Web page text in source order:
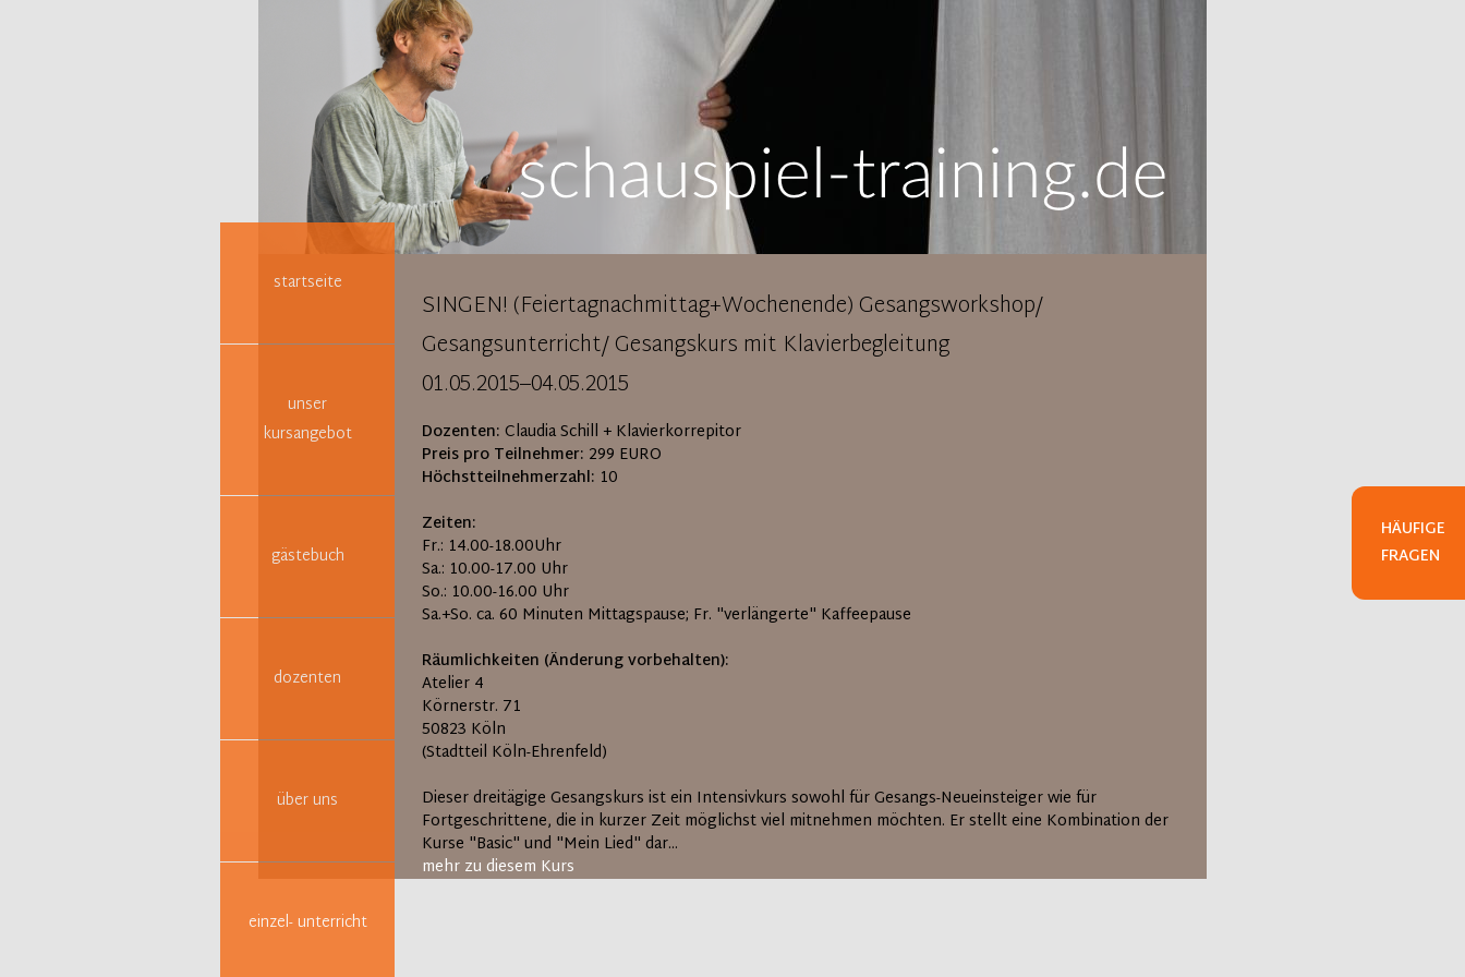
startseite
unser
kursangebot
gästebuch
dozenten
über uns
einzel- unterricht
SINGEN! (Feiertagnachmittag+Wochenende) Gesangsworkshop/
Gesangsunterricht/ Gesangskurs mit Klavierbegleitung
01.05.2015–04.05.2015
Dozenten: Claudia Schill + Klavierkorrepitor
Preis pro Teilnehmer: 299 EURO
Höchstteilnehmerzahl: 10
Zeiten:
Fr.: 14.00-18.00Uhr
Sa.: 10.00-17.00 Uhr
So.: 10.00-16.00 Uhr
Sa.+So. ca. 60 Minuten Mittagspause; Fr. "verlängerte" Kaffeepause
Räumlichkeiten (Änderung vorbehalten):
Atelier 4
Körnerstr. 71
50823 Köln
(Stadtteil Köln-Ehrenfeld)
Dieser dreitägige Gesangskurs ist ein Intensivkurs sowohl für Gesangs-Neueinsteiger wie für
Fortgeschrittene, die in kurzer Zeit möglichst viel mitnehmen möchten. Er stellt eine Kombination der
Kurse "Basic" und "Mein Lied" dar...
mehr zu diesem Kurs
HÄUFIGE
FRAGEN